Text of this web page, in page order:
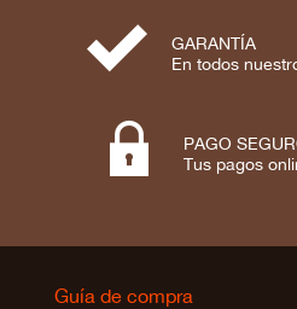
⋟
GARANTÍA
En todos

PAGO
Tus pagos
Guía de compra